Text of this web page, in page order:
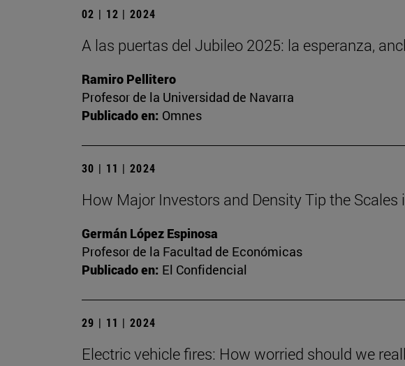
02 | 12 | 2024
A las puertas del Jubileo 2025: la esperanza,
Ramiro Pellitero
Profesor de la Universidad de Navarra
Publicado en: Omnes
30 | 11 | 2024
How Major Investors and Density Tip the Scales
Germán López Espinosa
Profesor de la Facultad de Económicas
Publicado en: El Confidencial
29 | 11 | 2024
Electric vehicle fires: How worried should we